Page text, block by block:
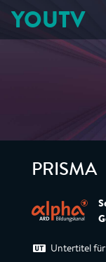
YOUTV
PRISMA
Untertitel